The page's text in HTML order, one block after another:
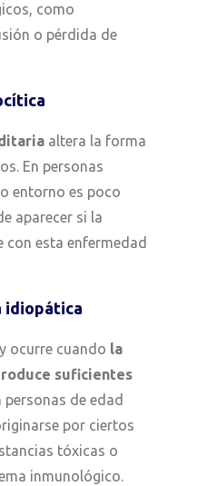
como
o pérdida de
altera la forma
En personas
entorno es poco
aparecer si la
con esta enfermedad
idiopática
ocurre cuando la
suficientes
personas de edad
por ciertos
tóxicas o
inmunológico.